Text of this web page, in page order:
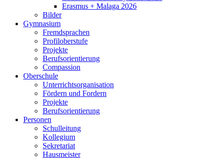
Erasmus + Malaga 2026
Bilder
Gymnasium
Fremdsprachen
Profiloberstufe
Projekte
Berufsorientierung
Compassion
Oberschule
Unterrichtsorganisation
Fördern und Fordern
Projekte
Berufsorientierung
Personen
Schulleitung
Kollegium
Sekretariat
Hausmeister